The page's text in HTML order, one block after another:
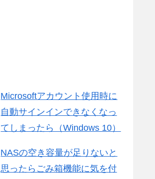
Microsoftアカウント使用時に
自動サインインできなくなっ
てしまったら（Windows 10）
NASの空き容量が足りないと
思ったらごみ箱機能に気を付